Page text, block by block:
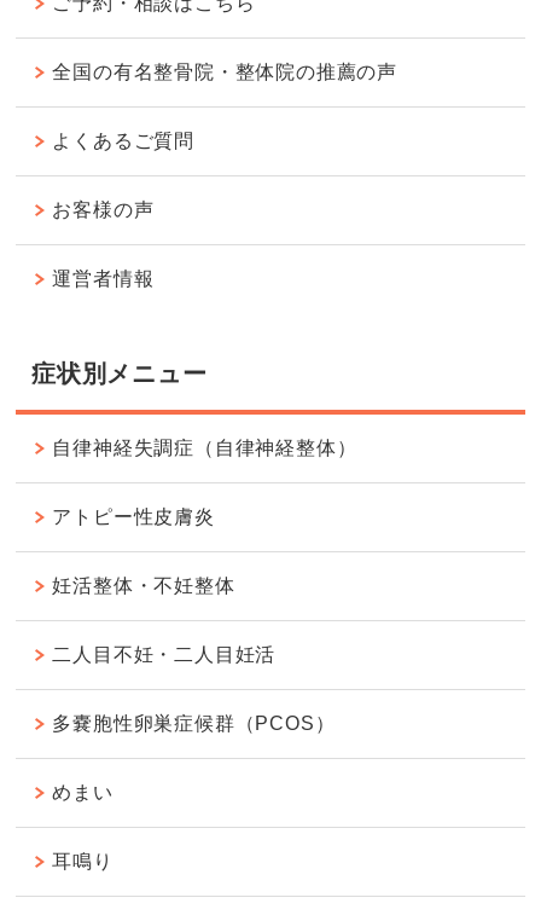
全国の有名整骨院・整体院の推薦の声
よくあるご質問
お客様の声
運営者情報
症状別メニュー
自律神経失調症（自律神経整体）
アトピー性皮膚炎
妊活整体・不妊整体
二人目不妊・二人目妊活
多嚢胞性卵巣症候群（PCOS）
めまい
耳鳴り